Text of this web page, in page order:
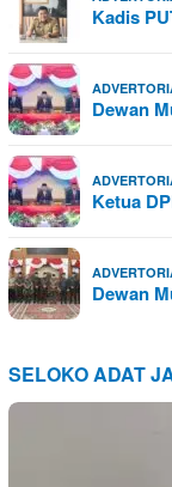
Kadis
Dewan
Ketua
Dewan
SELOKO ADAT